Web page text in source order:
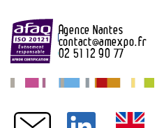
Agence Nantes
contact@amexpo.fr
02 51 12 90 77